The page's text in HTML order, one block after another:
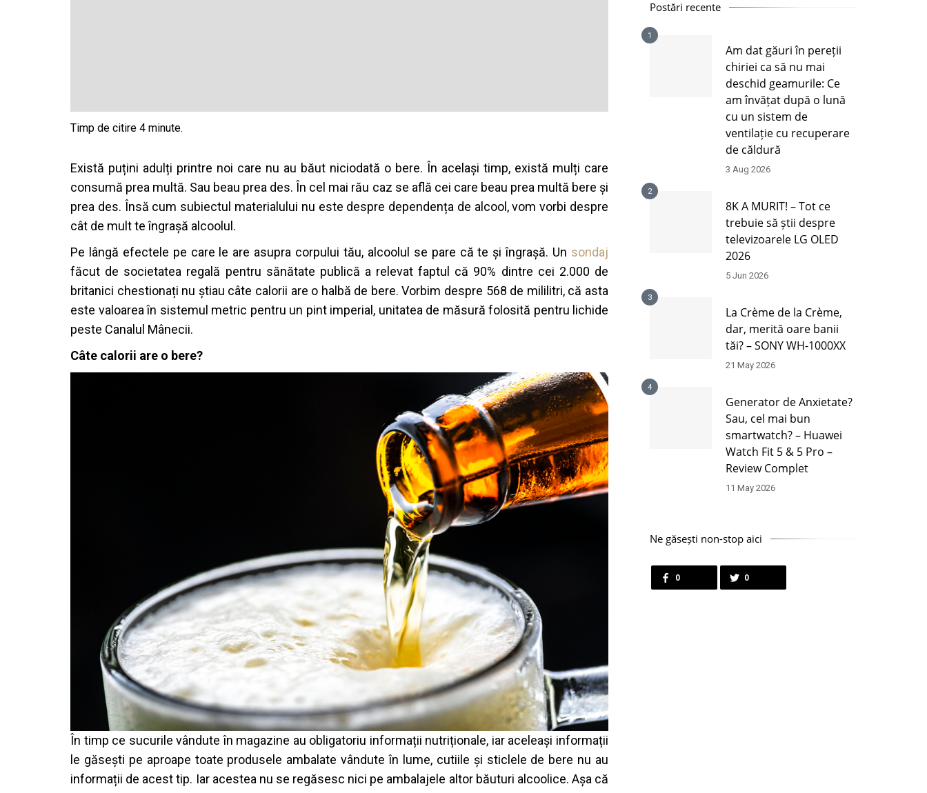
Există puțini adulți printre noi care nu au băut niciodată o bere. În același timp, există mulți care
consumă prea multă. Sau beau prea des. În cel mai rău caz se află cei care beau prea multă bere și
prea des. Însă cum subiectul materialului nu este despre dependența de alcool, vom vorbi despre
cât de mult te îngrașă alcoolul.
Pe lângă efectele pe care le are asupra corpului tău, alcoolul se pare că te și îngrașă. Un sondaj
făcut de societatea regală pentru sănătate publică a relevat faptul că 90% dintre cei 2.000 de
britanici chestionați nu știau câte calorii are o halbă de bere. Vorbim despre 568 de mililitri, că asta
este valoarea în sistemul metric pentru un pint imperial, unitatea de măsură folosită pentru lichide
peste Canalul Mânecii.
Câte calorii are o bere?
În timp ce sucurile vândute în magazine au obligatoriu informații nutriționale, iar aceleași informații
le găsești pe aproape toate produsele ambalate vândute în lume, cutiile și sticlele de bere nu au
informații de acest tip. Iar acestea nu se regăsesc nici pe ambalajele altor băuturi alcoolice. Așa că
Postări recente
1
Am dat găuri în pereții
chiriei ca să nu mai
deschid geamurile: Ce
am învățat după o lună
cu un sistem de
ventilație cu recuperare
de căldură
3 Aug 2026
2
8K A MURIT! – Tot ce
trebuie să știi despre
televizoarele LG OLED
2026
5 Jun 2026
3
La Crème de la Crème,
dar, merită oare banii
tăi? – SONY WH-1000XX
21 May 2026
4
Generator de Anxietate?
Sau, cel mai bun
smartwatch? – Huawei
Watch Fit 5 & 5 Pro –
Review Complet
11 May 2026
Ne găsești non-stop aici
0 0